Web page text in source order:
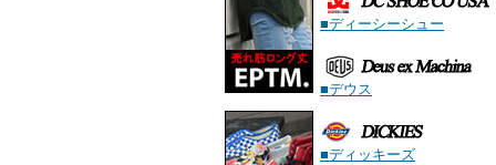
■ディーシーシュー
■デウス
■ディッキーズ